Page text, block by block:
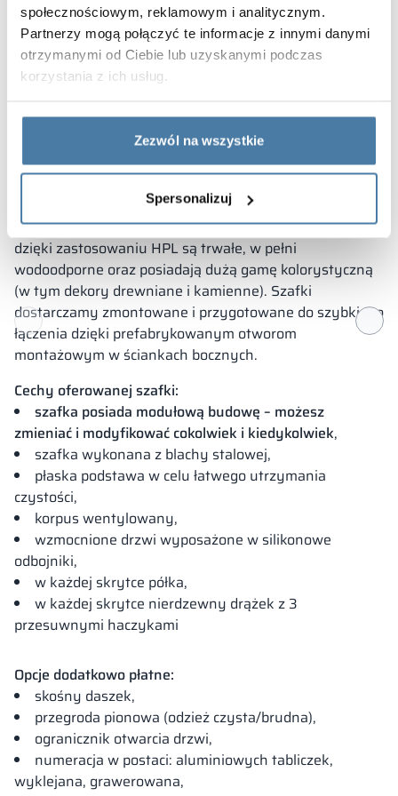
społecznościowym, reklamowym i analitycznym.
Partnerzy mogą połączyć te informacje z innymi danymi
otrzymanymi od Ciebie lub uzyskanymi podczas
korzystania z ich usług.
Zezwól na wszystkie
Spersonalizuj
stosowane tylko wkręty torx
możliwość niestandardowego podziału
produkt w całości zmontowany
Konstruktorzy ALSANIT stworzyli modułową budowę
szafki, która pozwala na modyfikację i zmianę
szafki jest wykonany z ocynkowanej stali zapewniając
bardzo wysokie parametry odporności na wilgoć. Drzwi
dzięki zastosowaniu HPL są trwałe, w pełni
wodoodporne oraz posiadają dużą gamę kolorystyczną
(w tym dekory drewniane i kamienne). Szafki
dostarczamy zmontowane i przygotowane do szybkiego
łączenia dzięki prefabrykowanym otworom
montażowym w ściankach bocznych.
Cechy oferowanej szafki:
szafka posiada modułową budowę – możesz
zmieniać i modyfikować cokolwiek i kiedykolwiek,
szafka wykonana z blachy stalowej,
płaska podstawa w celu łatwego utrzymania
czystości,
korpus wentylowany,
wzmocnione drzwi wyposażone w silikonowe
odbojniki,
w każdej skrytce półka,
w każdej skrytce nierdzewny drążek z 3
przesuwnymi haczykami
Opcje dodatkowo płatne:
skośny daszek,
przegroda pionowa (odzież czysta/brudna),
ogranicznik otwarcia drzwi,
numeracja w postaci: aluminiowych tabliczek,
wyklejana, grawerowana,